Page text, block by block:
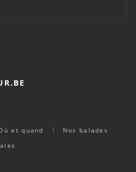
et quand
Nos balades